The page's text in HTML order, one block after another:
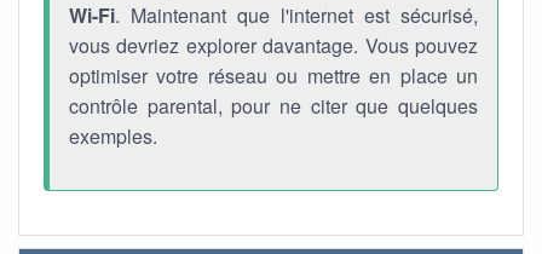
Wi-Fi. Maintenant que l'internet est sécurisé,
vous devriez explorer davantage. Vous pouvez
optimiser votre réseau ou mettre en place un
contrôle parental, pour ne citer que quelques
exemples.